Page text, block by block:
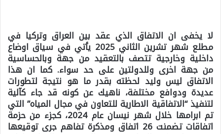
لا يخفى ان الاتفاق الذي عقد بين العراق وتركيا في
مطلع شهر تشرين الثاني 2025 يأتي في سياق اوضاع
داخلية وخارجية تتصف بالتعقيد من جهة وبالحساسية
من جهة اخرى وللدولتين على حد سواء. كما ان هذا
الاتفاق ليس وليد لحظته بقدر ما هو نتيجة لتطورات
عديدة ودوافع مختلفة، ناهيك عن كونه قد جاء كآلية
لتنفيذ “الاتفاقية الاطارية للتعاون في مجال المياه” التي
تم ابرامها خلال شهر نيسان عام 2024، كجزء من حزمة
اتفاقات تضمنت 26 اتفاق ومذكرة تفاهم جرى توقيعها